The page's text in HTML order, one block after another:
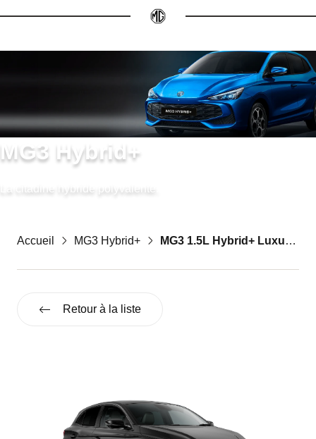
MG3 Hybrid+
La citadine hybride polyvalente.
Accueil MG3 Hybrid+ MG3 1.5L Hybrid+ Luxury Pebble Black MY25.5
Retour à la liste